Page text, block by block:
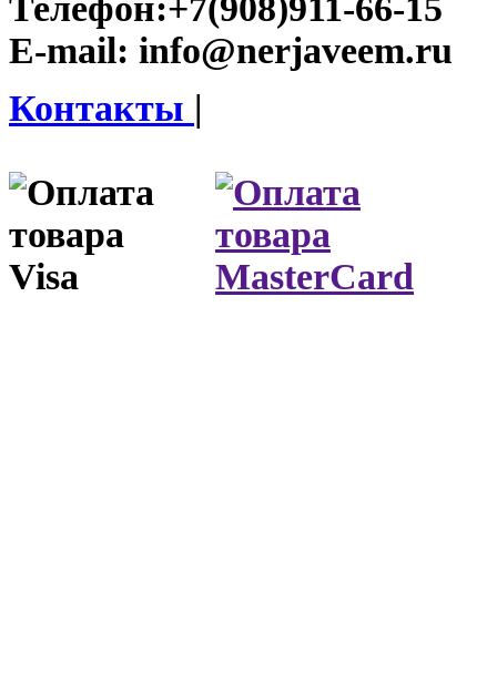
Телефон:+7(908)911-66-15
E-mail: info@nerjaveem.ru
Контакты |